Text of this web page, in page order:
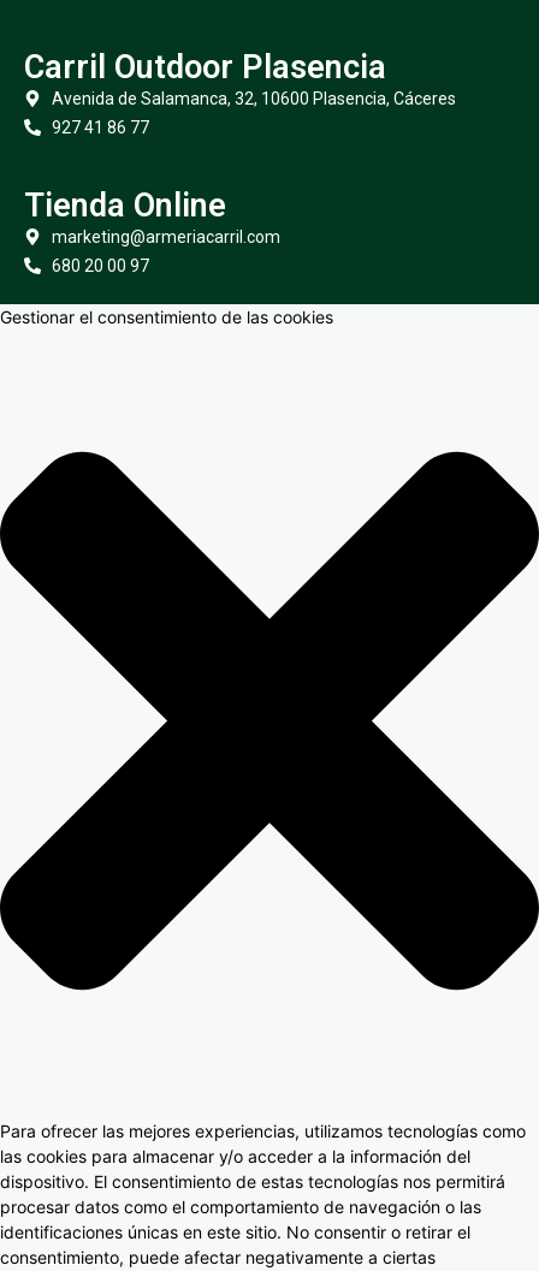
Carril Outdoor Plasencia
Avenida de Salamanca, 32, 10600 Plasencia, Cáceres
927 41 86 77
Tienda Online
marketing@armeriacarril.com
680 20 00 97
Gestionar el consentimiento de las cookies
Para ofrecer las mejores experiencias, utilizamos tecnologías como
las cookies para almacenar y/o acceder a la información del
dispositivo. El consentimiento de estas tecnologías nos permitirá
procesar datos como el comportamiento de navegación o las
identificaciones únicas en este sitio. No consentir o retirar el
consentimiento, puede afectar negativamente a ciertas